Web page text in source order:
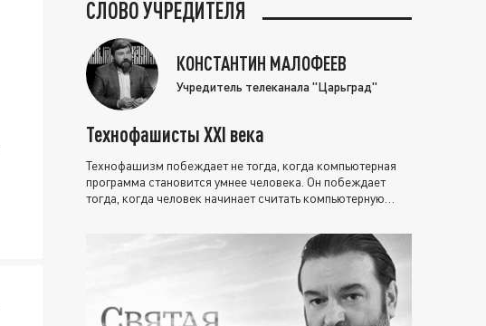
СЛОВО УЧРЕДИТЕЛЯ
КОНСТАНТИН МАЛОФЕЕВ
Учредитель телеканала "Царьград"
Технофашисты XXI века
Технофашизм побеждает не тогда, когда компьютерная
программа становится умнее человека. Он побеждает
тогда, когда человек начинает считать компьютерную